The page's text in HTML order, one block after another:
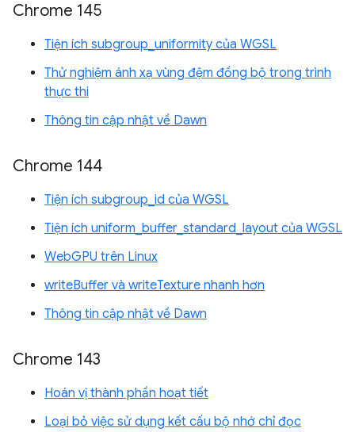
Chrome 145
Tiện ích subgroup_uniformity của WGSL
Thử nghiệm ánh xạ vùng đệm đồng bộ trong trình
thực thi
Thông tin cập nhật về Dawn
Chrome 144
Tiện ích subgroup_id của WGSL
Tiện ích uniform_buffer_standard_layout của WGSL
WebGPU trên Linux
writeBuffer và writeTexture nhanh hơn
Thông tin cập nhật về Dawn
Chrome 143
Hoán vị thành phần hoạt tiết
Loại bỏ việc sử dụng kết cấu bộ nhớ chỉ đọc